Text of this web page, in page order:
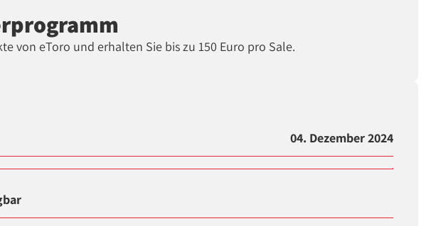
von eToro und erhalten Sie bis zu 150 Euro pro Sale.
04. Dezember 2024